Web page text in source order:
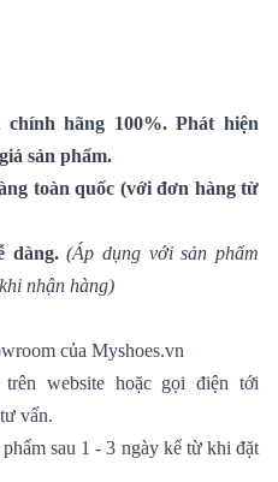
chính hãng 100%. Phát hiện
sản phẩm.
toàn quốc (với đơn hàng từ
dàng.(Áp dụng với sản phẩm
nhận hàng)
của Myshoes.vn
website hoặc gọi điện tới
vấn.
sau 1 - 3 ngày kể từ khi đặt